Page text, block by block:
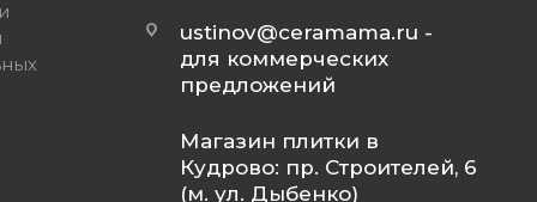
ustinov@ceramama.ru -
для коммерческих
предложений
Магазин плитки в
Кудрово: пр. Строителей, 6
(м. ул. Дыбенко)